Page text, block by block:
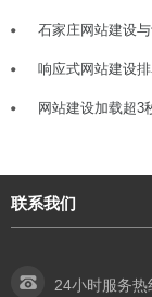
石家庄网站建设
响应式网站建设
网站建设加载超
联系我们
24小时服务热